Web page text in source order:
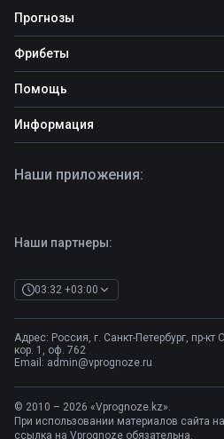
Прогнозы
Все прогнозы
Топ ставок
Прогнозы на футбол
Фрибеты
Фрибеты
Фрибет Ubet
Фрибет Фонбет
Фрибет Олимпбет
Помощь
Школа ставок
Вопросы и ответы
Информация
Правила
Наши партнеры:
03:32 +03:00
Адрес: Россия, г. Санкт-Петербург, пр-
кор. 1, оф. 762
Email: admin@vprognoze.ru
Наши приложения:
© 2010 – 2026 «Vprognoze.kz».
При использовании материалов сайта
ссылка на Vprognoze обязательна.